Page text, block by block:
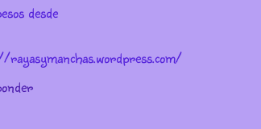
desde
rayasymanchas.wordpress.com/